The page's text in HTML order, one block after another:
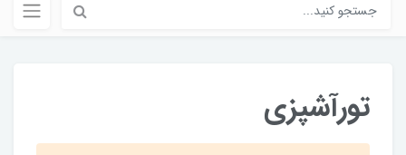
تورآشپزی